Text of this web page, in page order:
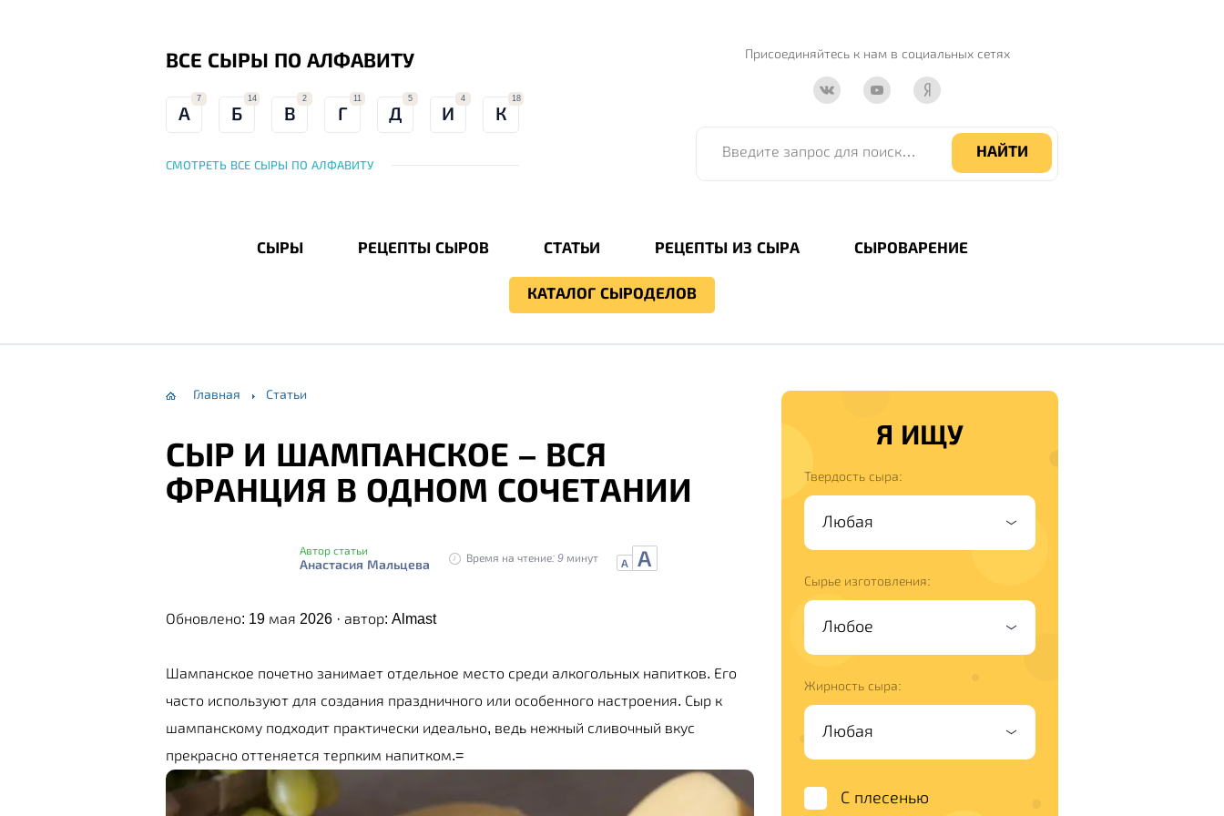
ВСЕ СЫРЫ ПО АЛФАВИТУ
А
7
Б
14
В
2
Г
11
Д
5
И
4
К
18
СМОТРЕТЬ ВСЕ СЫРЫ ПО АЛФАВИТУ
Присоединяйтесь к намв социальных сетях
НАЙТИ
СЫРЫ РЕЦЕПТЫ СЫРОВ СТАТЬИ РЕЦЕПТЫ ИЗ СЫРА СЫРОВАРЕНИЕ
КАТАЛОГ СЫРОДЕЛОВ
Главная Статьи
СЫР И ШАМПАНСКОЕ – ВСЯ
ФРАНЦИЯ В ОДНОМ СОЧЕТАНИИ
Автор статьи
Анастасия Мальцева Время на чтение: 9 минут А А
Обновлено: 19 мая 2026 · автор: Almast
Шампанское почетно занимает отдельное место среди алкогольных напитков. Его
часто используют для создания праздничного или особенного настроения. Сыр к
шампанскому подходит практически идеально, ведь нежный сливочный вкус
прекрасно оттеняется терпким напитком.=
Я ИЩУ
Твердость сыра:
Сырье изготовления:
Жирность сыра:
С плесенью